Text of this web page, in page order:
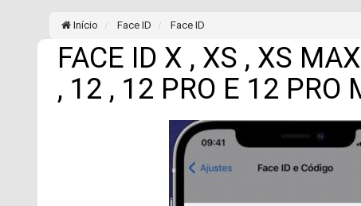
Início Face ID Face ID
FACE ID X , XS , XS
, 12 , 12 PRO E 12 PRO